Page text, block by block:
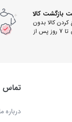
بازگشت کالا
کردن کالا بدون
نگرانی تا 7 روز پس از
تماس
درباره